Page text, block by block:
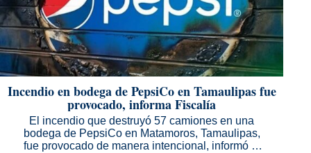
Incendio en bodega de PepsiCo en Tamaulipas fue
provocado, informa Fiscalía
El incendio que destruyó 57 camiones en una
bodega de PepsiCo en Matamoros, Tamaulipas,
fue provocado de manera intencional, informó el